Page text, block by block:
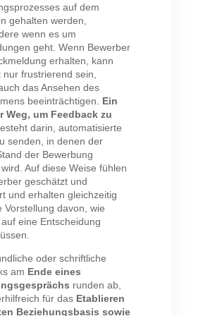
auf dem
gehalten werden,
wenn es um
geht. Wenn Bewerber
erhalten, kann
nur frustrierend sein,
das Ansehen des
beeinträchtigen. Ein
Weg, um Feedback zu
darin, automatisierte
senden, in denen der
der Bewerbung
Auf diese Weise fühlen
geschätzt und
und erhalten gleichzeitig
Vorstellung davon, wie
eine Entscheidung
oder schriftliche
am Ende eines
runden ab,
für das Etablieren
Beziehungsbasis sowie